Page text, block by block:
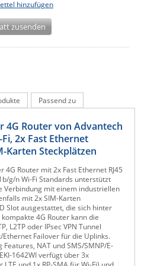
hinzufügen
zusenden
Passend zu
4G Router von Advantech
2x Fast Ethernet
Karten Steckplätzen
4G Router mit 2x Fast Ethernet RJ45
g/n Wi-Fi Standards unterstützt
Verbindung mit einem industriellen
mit 2x SIM-Karten
Slot ausgestattet, die sich hinter
4G Router kann die
L2TP oder IPsec VPN Tunnel
Failover für die Uplinks.
NAT und SMS/SMNP/E-
1642WI verfügt über 3x